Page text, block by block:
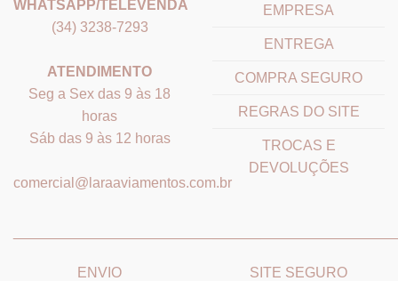
WHATSAPP/TELEVENDA
(34) 3238-7293
ATENDIMENTO
Seg a Sex das 9 às 18
horas
Sáb das 9 às 12 horas
comercial@laraaviamentos.com.br
EMPRESA
ENTREGA
COMPRA SEGURO
REGRAS DO SITE
TROCAS E
DEVOLUÇÕES
ENVIO SITE SEGURO